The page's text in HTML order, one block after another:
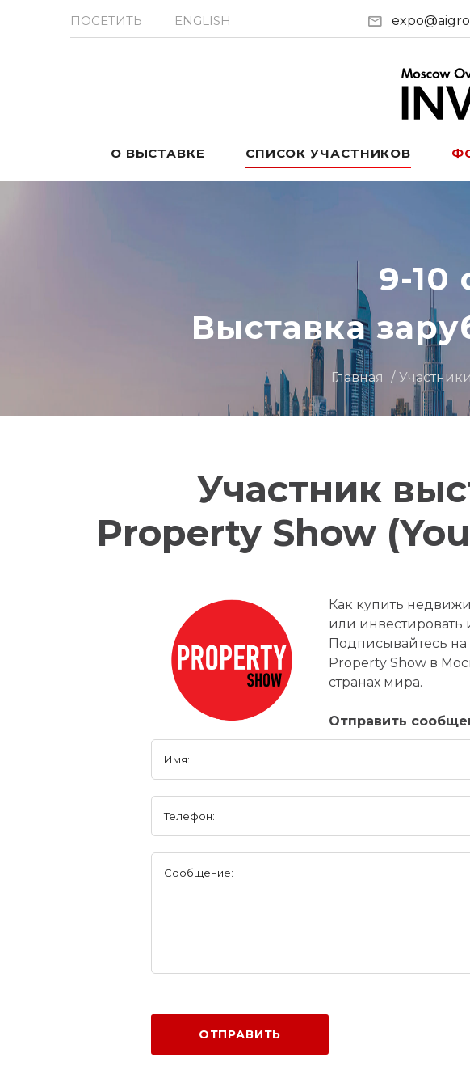
ПОСЕТИТЬ ENGLISH
О ВЫСТАВКЕ СПИСОК УЧАСТНИКОВ
9-10
Выставка
Главная
Участник
Property Show
Как купить
или инвестировать
Подписывайтесь на
Property Show в
странах мира.
Отправить
Имя:
Телефон:
Сообщение:
ОТПРАВИТЬ